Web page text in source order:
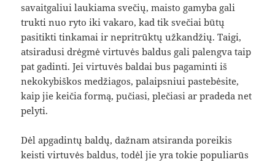
savaitgaliui laukiama svečių, maisto gamyba gali
trukti nuo ryto iki vakaro, kad tik svečiai būtų
pasitikti tinkamai ir nepritrūktų užkandžių. Taigi,
atsiradusi drėgmė virtuvės baldus gali palengva taip
pat gadinti. Jei virtuvės baldai bus pagaminti iš
nekokybiškos medžiagos, palaipsniui pastebėsite,
kaip jie keičia formą, pučiasi, plečiasi ar pradeda net
pelyti.
Dėl apgadintų baldų, dažnam atsiranda poreikis
keisti virtuvės baldus, todėl jie yra tokie populiarūs